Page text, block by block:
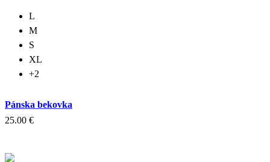
produktu.
L
M
S
XL
+2
Pánska bekovka
25.00 €